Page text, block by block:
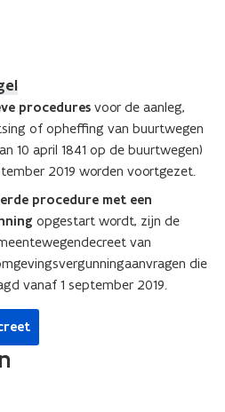
procedures voor de aanleg,
of opheffing van buurtwegen
10 april 1841 op de buurtwegen)
2019 worden voortgezet.
procedure met een
opgestart wordt, zijn de
van
die
vanaf 1 september 2019.